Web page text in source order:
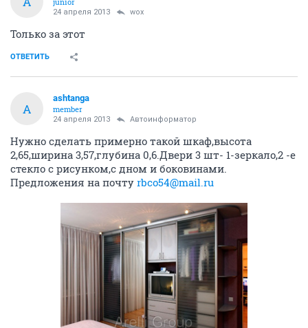
24 апреля 2013 wox
Только за этот
ОТВЕТИТЬ
A
ashtanga
member
24 апреля 2013 Автоинформатор
Нужно сделать примерно такой шкаф,высота
2,65,ширина 3,57,глубина 0,6.Двери 3 шт- 1-зеркало,2 -е
стекло с рисунком,с дном и боковинами.
Предложения на почту rbco54@mail.ru